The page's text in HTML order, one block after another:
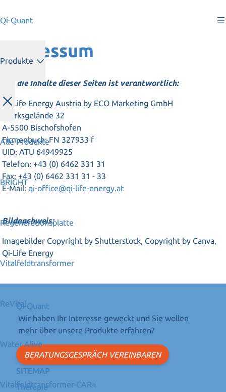
Qi-Quant
Produkte
Alle Produkte
BRIGHT
Regenerationsplatte
Vitalfeldtransformer
ReVital
Water Alive
Vitalfeldtransformer-CAR+
Impressum
Für die Inhalte dieser Seiten ist verantwortlich:
Qi-Life Energy Austria by ECO Marketing GmbH
Werksgelände 32
A-5500 Bischofshofen
Firmenbuch: FN 327933 f
UID: ATU 64949925
Telefon: +43 (0) 6462 331 31
Fax: +43 (0) 6462 331 31 - 33
E-Mail: qi-office@qi-life-energy.at
Bildnachweis:
Imagebilder Copyright by Shutterstock, Copyright by Canva,
Qi-Life Energy
Qi-Quant
Wir haben Ihr Interesse geweckt und Sie wollen
mehr über unsere Produkte erfahren?
BERATUNGSGESPRÄCH VEREINBAREN
SITEMAP
Therapie